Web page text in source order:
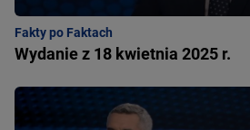
Fakty po Faktach
Wydanie z 18 kwietnia 2025 r.